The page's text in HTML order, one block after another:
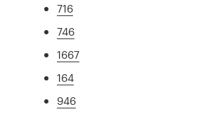
716
746
1667
164
946